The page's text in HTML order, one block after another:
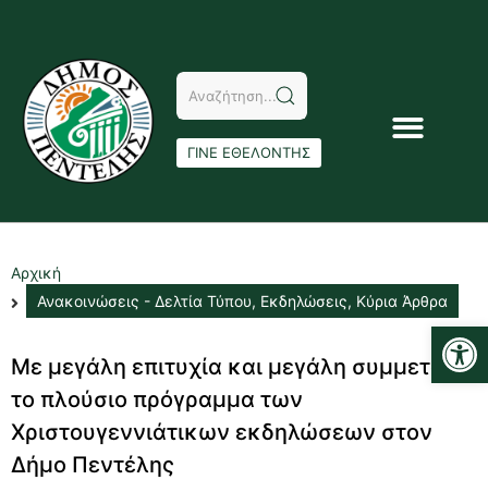
ΓΙΝΕ ΕΘΕΛΟΝΤΗΣ
Αρχική
Ανακοινώσεις - Δελτία Τύπου, Εκδηλώσεις, Κύρια Άρθρα
Με μεγάλη επιτυχία και μεγάλη συμμετοχή
το πλούσιο πρόγραμμα των
Χριστουγεννιάτικων εκδηλώσεων στον
Δήμο Πεντέλης